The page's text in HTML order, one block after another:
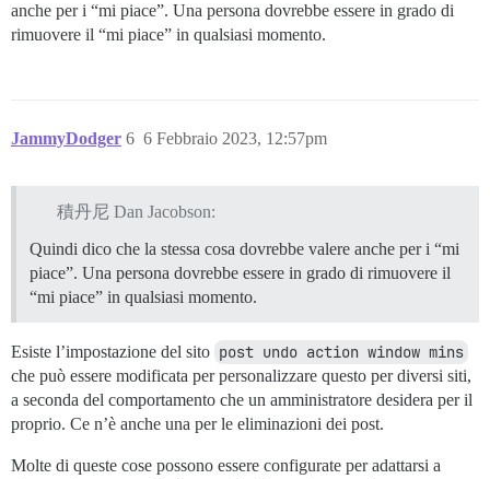
anche per i “mi piace”. Una persona dovrebbe essere in grado di
rimuovere il “mi piace” in qualsiasi momento.
JammyDodger 6 Febbraio 2023, 12:57pm
6
積丹尼 Dan Jacobson:
Quindi dico che la stessa cosa dovrebbe valere anche per i “mi
piace”. Una persona dovrebbe essere in grado di rimuovere il
“mi piace” in qualsiasi momento.
Esiste l’impostazione del sito post undo action window mins
che può essere modificata per personalizzare questo per diversi siti,
a seconda del comportamento che un amministratore desidera per il
proprio. Ce n’è anche una per le eliminazioni dei post.
Molte di queste cose possono essere configurate per adattarsi a